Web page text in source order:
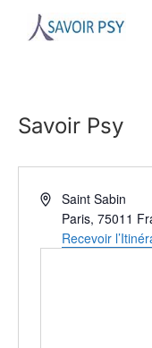
Savoir Psy
AdresseSaint Sabin
Paris, 75011
Recevoir